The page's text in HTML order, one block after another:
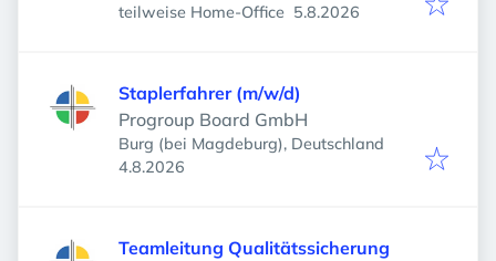
teilweise Home-Office Veröffentlicht
5.8.2026
Staplerfahrer (m/w/d)
Progroup Board GmbH
Burg (bei Magdeburg), Deutschland
Veröffentlicht
4.8.2026
Teamleitung Qualitätssicherung